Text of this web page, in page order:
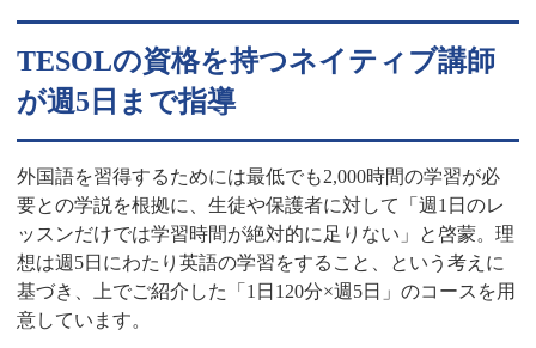
TESOLの資格を持つネイティブ講師
が週5日まで指導
外国語を習得するためには最低でも2,000時間の学習が必
要との学説を根拠に、生徒や保護者に対して「週1日のレ
ッスンだけでは学習時間が絶対的に足りない」と啓蒙。理
想は週5日にわたり英語の学習をすること、という考えに
基づき、上でご紹介した「1日120分×週5日」のコースを用
意しています。